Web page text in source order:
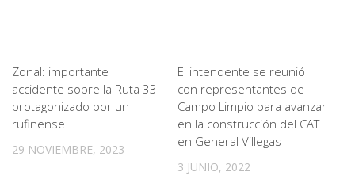
Zonal: importante
accidente sobre la Ruta 33
protagonizado por un
rufinense
29 NOVIEMBRE, 2023
El intendente se reunió
con representantes de
Campo Limpio para avanzar
en la construcción del CAT
en General Villegas
3 JUNIO, 2022